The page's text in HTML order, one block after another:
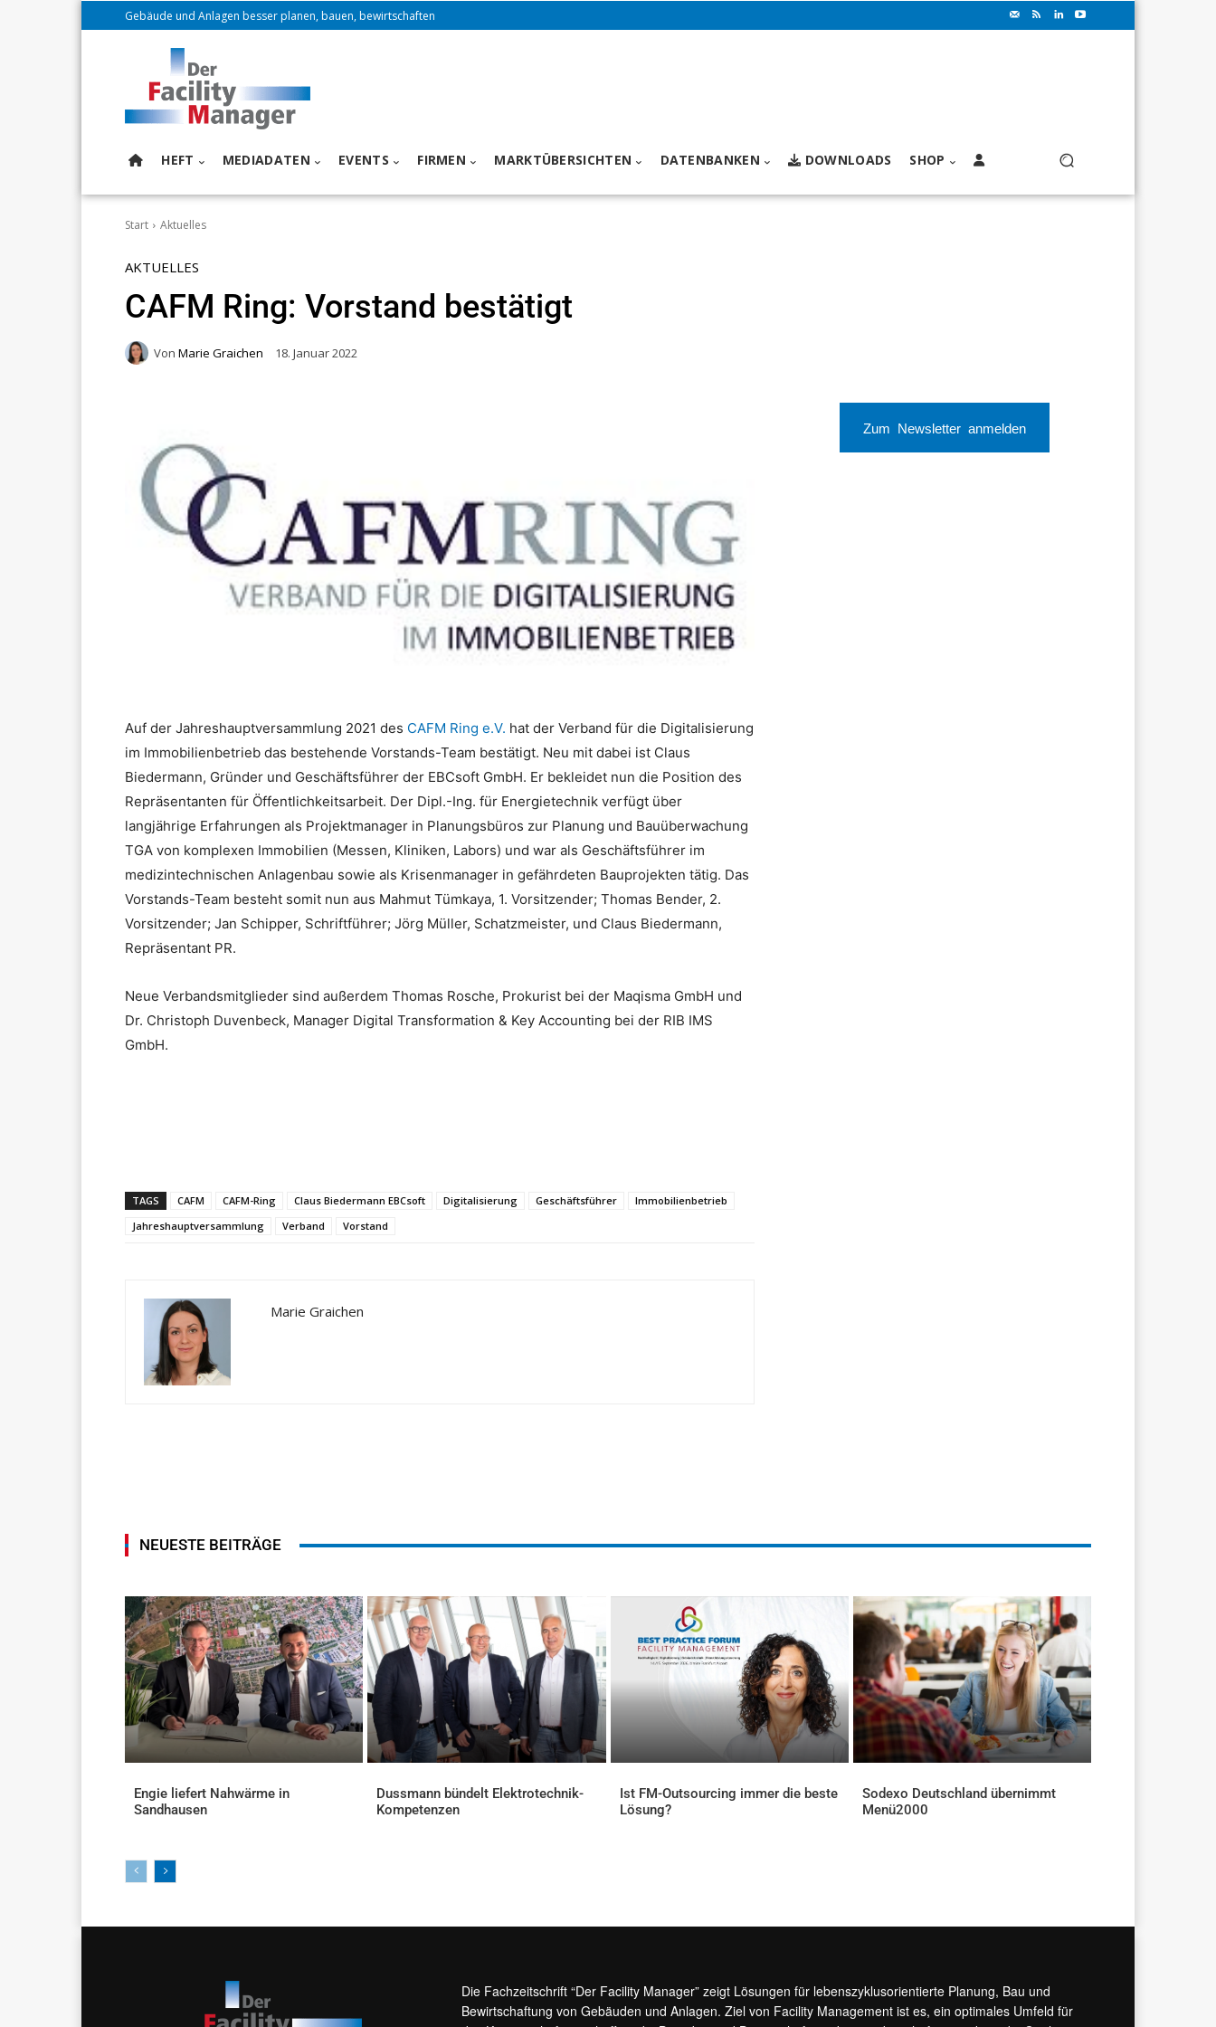
Gebäude und Anlagen besser planen, bauen, bewirtschaften
HEFT MEDIADATEN EVENTS FIRMEN MARKTÜBERSICHTEN DATENBANKEN DOWNLOADS SHOP
Start Aktuelles
AKTUELLES
CAFM Ring: Vorstand bestätigt
Von Marie Graichen 18. Januar 2022
Auf der Jahreshauptversammlung 2021 des CAFM Ring e.V. hat der Verband für die Digitalisierung
im Immobilienbetrieb das bestehende Vorstands-Team bestätigt. Neu mit dabei ist Claus
Biedermann, Gründer und Geschäftsführer der EBCsoft GmbH. Er bekleidet nun die Position des
Repräsentanten für Öffentlichkeitsarbeit. Der Dipl.-Ing. für Energietechnik verfügt über
langjährige Erfahrungen als Projektmanager in Planungsbüros zur Planung und Bauüberwachung
TGA von komplexen Immobilien (Messen, Kliniken, Labors) und war als Geschäftsführer im
medizintechnischen Anlagenbau sowie als Krisenmanager in gefährdeten Bauprojekten tätig. Das
Vorstands-Team besteht somit nun aus Mahmut Tümkaya, 1. Vorsitzender; Thomas Bender, 2.
Vorsitzender; Jan Schipper, Schriftführer; Jörg Müller, Schatzmeister, und Claus Biedermann,
Repräsentant PR.
Neue Verbandsmitglieder sind außerdem Thomas Rosche, Prokurist bei der Maqisma GmbH und
Dr. Christoph Duvenbeck, Manager Digital Transformation & Key Accounting bei der RIB IMS
GmbH.
TAGS CAFM CAFM-Ring Claus Biedermann EBCsoft Digitalisierung Geschäftsführer
Immobilienbetrieb
Jahreshauptversammlung
Verband Vorstand
Marie Graichen
Zum Newsletter anmelden
NEUESTE BEITRÄGE
Engie liefert Nahwärme in
Sandhausen
Dussmann bündelt Elektrotechnik-
Kompetenzen
Ist FM-Outsourcing immer die beste
Lösung?
Sodexo Deutschland übernimmt
Menü2000
Die Fachzeitschrift “Der Facility Manager” zeigt Lösungen für lebenszyklusorientierte Planung, Bau und
Bewirtschaftung von Gebäuden und Anlagen. Ziel von Facility Management ist es, ein optimales Umfeld für